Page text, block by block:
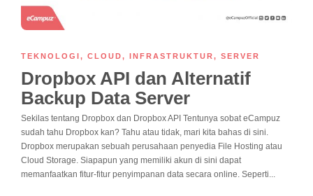
TEKNOLOGI, CLOUD, INFRASTRUKTUR, SERVER
Dropbox API dan Alternatif
Backup Data Server
Sekilas tentang Dropbox dan Dropbox API Tentunya sobat eCampuz
sudah tahu Dropbox kan? Tahu atau tidak, mari kita bahas di sini.
Dropbox merupakan sebuah perusahaan penyedia File Hosting atau
Cloud Storage. Siapapun yang memiliki akun di sini dapat
memanfaatkan fitur-fitur penyimpanan data secara online. Seperti...